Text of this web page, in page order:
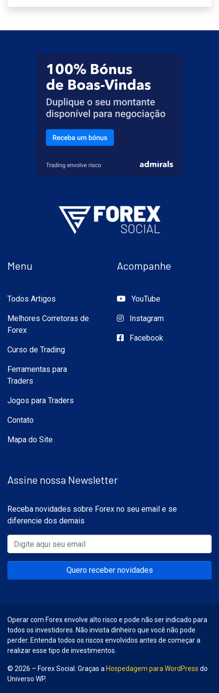
Menu
Todos Artigos
Melhores Corretoras de
Forex
Curso de Trading
Ferramentas para
Traders
Jogos para Traders
Contato
Mapa do Site
Acompanhe
YouTube
Instagram
Facebook
Assine nossa Newsletter
Receba novidades sobre Forex no seu email e se
diferencie dos demais
Quero receber novidades
Operar com Forex envolve alto risco e pode não ser indicado para
todos os investidores. Não invista dinheiro que você não pode
perder. Entenda todos os riscos envolvidos antes de começar a
realizar esse tipo de investimentos.
© 2026 – Forex Social. Graças a Hospedagem para WordPress do
Universo WP.